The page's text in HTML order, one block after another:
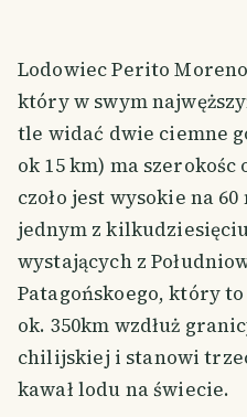
Lodowiec Perito
który w swym
tle widać dwie ciemne
ok 15 km) ma
czoło jest wysokie na
jednym z
wystających z
Patagońskoego, który
ok. 350km wzdłuż
chilijskiej i stanowi
kawał lodu na świecie.